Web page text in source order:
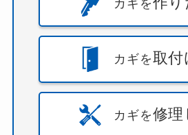
カギを
カギを取付
カギを修理